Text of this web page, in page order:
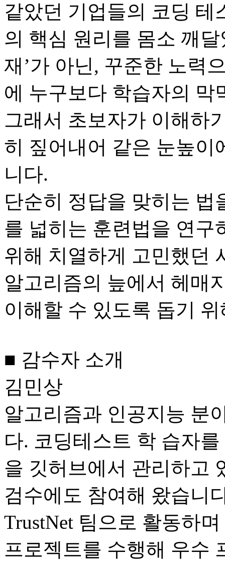
같았던 기업들의 코딩
의 핵심 원리를 몸소 깨
재’가 아닌, 꾸준한 노력
에 누구보다 학습자의 막
그래서 초보자가 이해하
히 짚어내어 같은 눈높이
니다.
단순히 정답을 맞히는
를 넓히는 훈련법을 연구
위해 치열하게 고민했던
알고리즘의 늪에서 헤매
이해할 수 있도록 돕기
■ 감수자 소개
김민상
알고리즘과 인공지능 분
다. 코딩테스트 학 습자
을 깃허브에서 관리하고
검수에도 참여해 왔습니
TrustNet 팀으로 활동하
프로젝트를 수행해 우수